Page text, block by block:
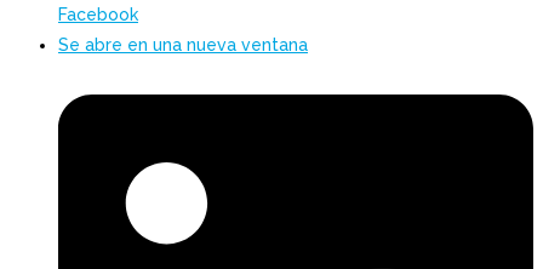
Facebook
Se abre en una nueva ventana